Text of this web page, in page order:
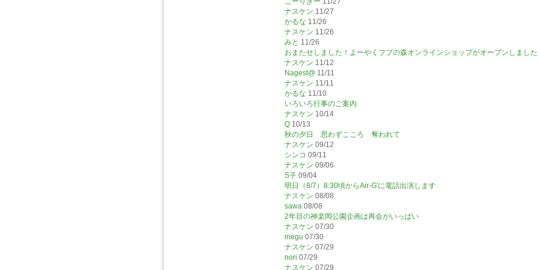
ナスケン 11/27
かるな 11/26
ナスケン 11/26
みと 11/26
おまたせしました！よーやくフプの森オンラインショップがオープンしました
ナスケン 11/12
Nagest@ 11/11
ナスケン 11/11
かるな 11/10
いろいろ行事のご案内
ナスケン 10/14
Q 10/13
秋の夕日 思わずこころ 奪われて
ナスケン 09/12
シンコ 09/11
ナスケン 09/06
S子 09/04
明日（8/7）8:30頃からAir-G'に電話出演します
ナスケン 08/08
sawa 08/08
2年目の神楽岡公園企画は再会がいっぱい
ナスケン 07/30
megu 07/30
ナスケン 07/29
nori 07/29
ナスケン 07/29